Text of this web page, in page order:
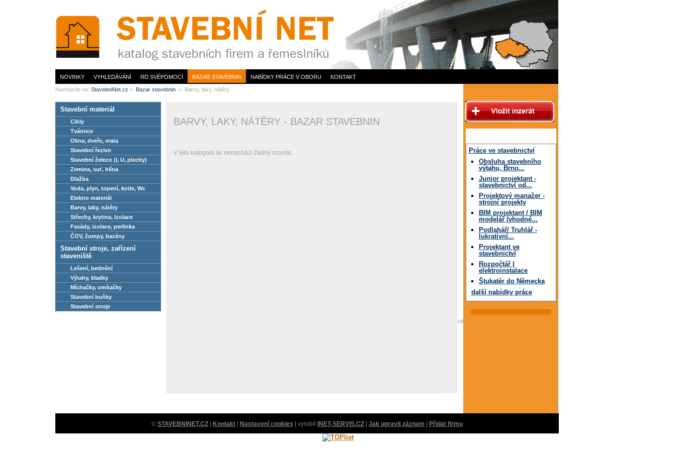
BARVY, LAKY, NÁTĚRY - BAZAR STAVEBNIN
V této kategorii se nenachází žádný inzerát.
Stavební materiál
Cihly
Tvárnice
Okna, dveře, vrata
Stavební řezivo
Stavební železo (I, U, plechy)
Zemina, suť, hlína
Dlažba
Voda, plyn, topení, kotle, Wc
Elektro materiál
Barvy, laky, nátěry
Střechy, krytina, izolace
Fasády, izolace, perlinka
ČOV, žumpy, bazény
Stavební stroje, zařízení
staveniště
Lešení, bednění
Výtahy, kladky
Míchačky, omítačky
Stavební buňky
Stavební stroje
Práce ve stavebnictví
Obsluha stavebního
výtahu, Brno...
Junior projektant -
stavebnictví od...
Projektový manažer -
strojní projekty
BIM projektant / BIM
modelář (vhodné...
Podlahář/ Truhlář -
lukrativní...
Projektant ve
stavebnictví
Rozpočtář |
elektroinstalace
Štukatér do Německa
další nabídky práce
ok1
NOVINKY VYHLEDÁVÁNÍ RD SVÉPOMOCÍ BAZAR STAVEBNIN NABÍDKY PRÁCE V OBORU KONTAKT
Nacházíte se: StavebniNet.cz > Bazar stavebnin > Barvy, laky, nátěry
© STAVEBNINET.CZ| Kontakt| Nastavení cookies | vyrobil INET-SERVIS.CZ| Jak upravit záznam Přidat firmu